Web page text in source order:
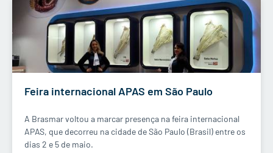
Feira internacional APAS em São Paulo
A Brasmar voltou a marcar presença na feira internacional
APAS, que decorreu na cidade de São Paulo (Brasil) entre os
dias 2 e 5 de maio.